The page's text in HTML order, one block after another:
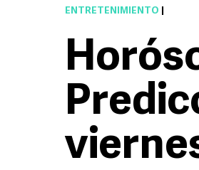
ENTRETENIMIENTO